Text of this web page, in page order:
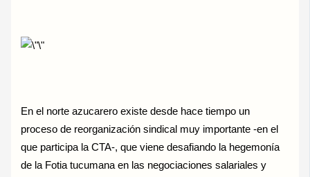
En el norte azucarero existe desde hace tiempo un
proceso de reorganización sindical muy importante -en el
que participa la CTA-, que viene desafiando la hegemonía
de la Fotia tucumana en las negociaciones salariales y